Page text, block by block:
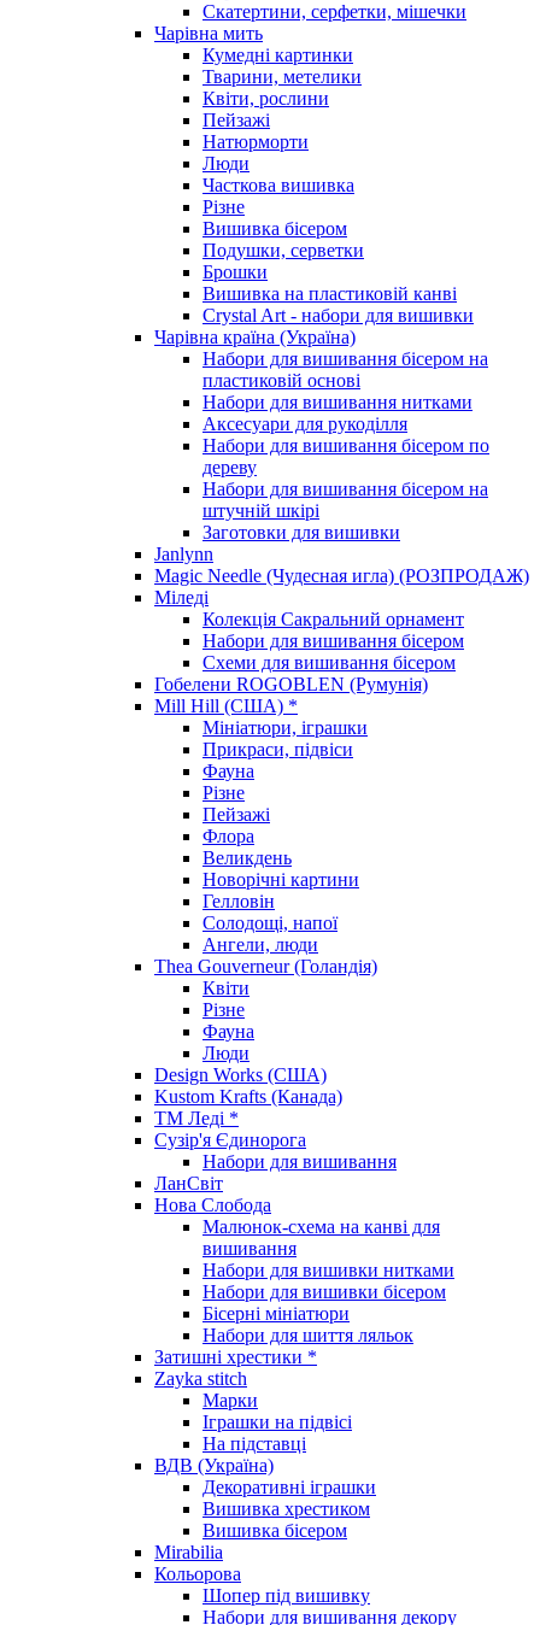
Скатертини, серфетки, мішечки
Чарiвна мить
Кумедні картинки
Тварини, метелики
Квіти, рослини
Пейзажі
Натюрморти
Люди
Часткова вишивка
Різне
Вишивка бісером
Подушки, серветки
Брошки
Вишивка на пластиковій канві
Crystal Art - набори для вишивки
Чарівна країна (Україна)
Набори для вишивання бісером на
пластиковій основі
Набори для вишивання нитками
Аксесуари для рукоділля
Набори для вишивання бісером по
дереву
Набори для вишивання бісером на
штучній шкірі
Заготовки для вишивки
Janlynn
Magic Needle (Чудесная игла) (РОЗПРОДАЖ)
Міледі
Колекція Сакральний орнамент
Набори для вишивання бісером
Схеми для вишивання бісером
Гобелени ROGOBLEN (Румунія)
Mill Hill (США) *
Мініатюри, іграшки
Прикраси, підвіси
Фауна
Різне
Пейзажі
Флора
Великдень
Новорічні картини
Гелловін
Солодощі, напої
Ангели, люди
Thea Gouverneur (Голандія)
Квіти
Різне
Фауна
Люди
Design Works (США)
Kustom Krafts (Канада)
ТМ Леді *
Сузір'я Єдинорога
Набори для вишивання
ЛанСвіт
Нова Слобода
Малюнок-схема на канві для
вишивання
Набори для вишивки нитками
Набори для вишивки бісером
Бісерні мініатюри
Набори для шиття ляльок
Затишні хрестики *
Zayka stitch
Марки
Іграшки на підвісі
На підставці
ВДВ (Україна)
Декоративні іграшки
Вишивка хрестиком
Вишивка бісером
Mirabilia
Кольорова
Шопер під вишивку
Набори для вишивання декору